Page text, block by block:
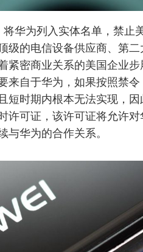
华为列入实体名单，禁止
级的电信设备供应商、第
紧密商业关系的美国企业
来自于华为，如果按照禁
短时期内根本无法实现，因
许可证，该许可证将允许
华为的合作关系。